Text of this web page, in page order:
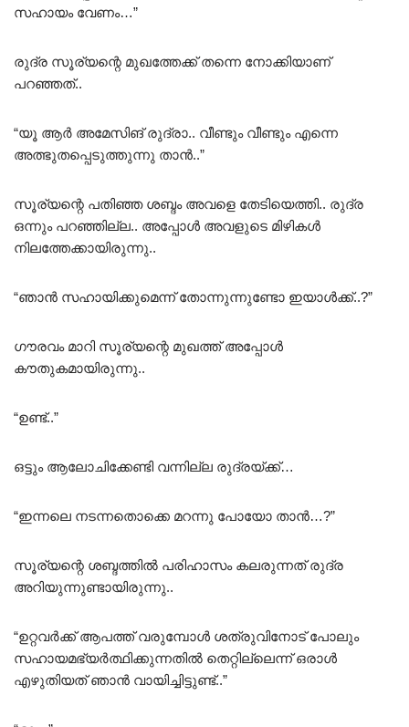
സഹായം വേണം…”
രുദ്ര സൂര്യന്റെ മുഖത്തേക്ക് തന്നെ നോക്കിയാണ്
പറഞ്ഞത്..
“യൂ ആർ അമേസിങ് രുദ്രാ.. വീണ്ടും വീണ്ടും എന്നെ
അത്ഭുതപ്പെടുത്തുന്നു താൻ..”
സൂര്യന്റെ പതിഞ്ഞ ശബ്ദം അവളെ തേടിയെത്തി.. രുദ്ര
ഒന്നും പറഞ്ഞില്ല.. അപ്പോൾ അവളുടെ മിഴികൾ
നിലത്തേക്കായിരുന്നു..
“ഞാൻ സഹായിക്കുമെന്ന് തോന്നുന്നുണ്ടോ ഇയാൾക്ക്..?”
ഗൗരവം മാറി സൂര്യന്റെ മുഖത്ത് അപ്പോൾ
കൗതുകമായിരുന്നു..
“ഉണ്ട്..”
ഒട്ടും ആലോചിക്കേണ്ടി വന്നില്ല രുദ്രയ്ക്ക്…
“ഇന്നലെ നടന്നതൊക്കെ മറന്നു പോയോ താൻ…?”
സൂര്യന്റെ ശബ്ദത്തിൽ പരിഹാസം കലരുന്നത് രുദ്ര
അറിയുന്നുണ്ടായിരുന്നു..
“ഉറ്റവർക്ക് ആപത്ത് വരുമ്പോൾ ശത്രുവിനോട് പോലും
സഹായമഭ്യർത്ഥിക്കുന്നതിൽ തെറ്റില്ലെന്ന് ഒരാൾ
എഴുതിയത് ഞാൻ വായിച്ചിട്ടുണ്ട്..”